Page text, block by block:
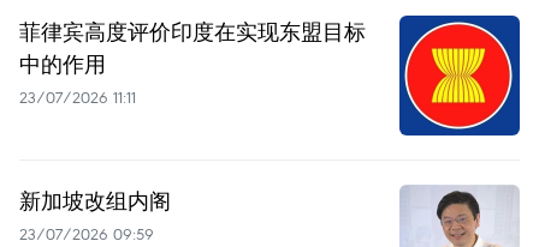
菲律宾高度评价印度在实现东盟目标
中的作用
23/07/2026 11:11
新加坡改组内阁
23/07/2026 09:59